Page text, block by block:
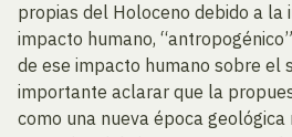
propias del Holoceno debido a la
impacto humano,
de ese impacto humano sobre el
importante aclarar que la
como una nueva época